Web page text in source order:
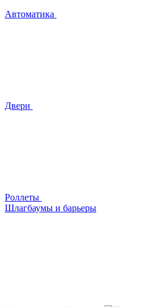
Автоматика
Двери
Роллеты
Шлагбаумы и барьеры